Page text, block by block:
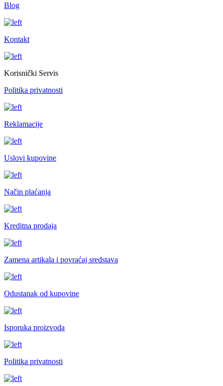
Blog
Kontakt
Korisnički Servis
Politika privatnosti
Reklamacije
Uslovi kupovine
Način plaćanja
Kreditna prodaja
Zamena artikala i povraćaj sredstava
Odustanak od kupovine
Isporuka proizvoda
Politika privatnosti